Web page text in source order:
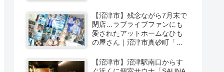
と足お先に実食レポ【PR】
【沼津市】残念ながら7月末で
閉店…ラブライブファンにも
愛されたアットホームなひも
の屋さん｜沼津市真砂町「渡
【沼津市】沼津駅南口からす